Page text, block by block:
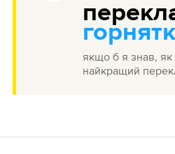
якщо б я знав, як
найкращий